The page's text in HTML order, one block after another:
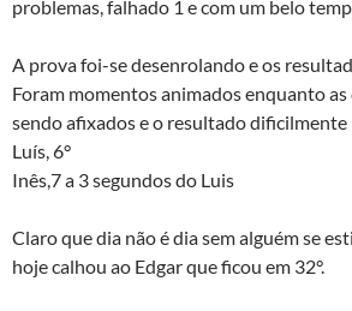
problemas, falhado 1 e com um belo
A prova foi-se desenrolando e os
Foram momentos animados enquanto as
sendo afixados e o resultado
Luís, 6°
Inês,7 a 3 segundos do Luis
Claro que dia não é dia sem alguém se
hoje calhou ao Edgar que ficou em 32°.